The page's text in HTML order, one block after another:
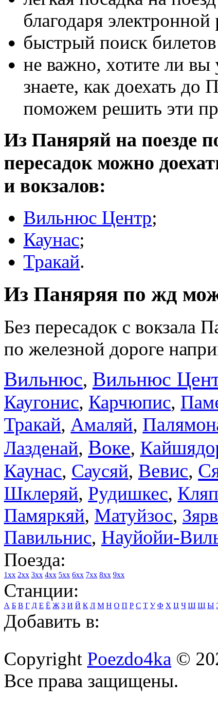
благодаря
быстрый поиск
не важно, хотите ли вы
знаете, как доехать до
поможем решить эти
Из Паняряй на поезде
пересадок можно
и вокзалов:
Вильнюс Центр;
Каунас;
Тракай.
Из Паняряя по жд
Без пересадок с вокзала
по железной дороге
Вильнюс, Вильнюс
Каугонис, Карчюпис,
Тракай, Амаляй,
Лазденай, Воке,
Каунас, Саусяй, Вевис,
Шклеряй, Рудишкес,
Памяркяй, Матуйзос,
Павильнис, Науйойи-
Поезда:
1xx 2xx 3xx 4xx 5xx 6xx 7xx 8xx 9xx
Станции:
А Б В Г Д Е Ё Ж З И Й К Л М Н О П Р С Т У Ф Х Ц Ч Ш Щ Ы
Добавить в:
Copyright Poezdo4ka ©
Все права защищены.